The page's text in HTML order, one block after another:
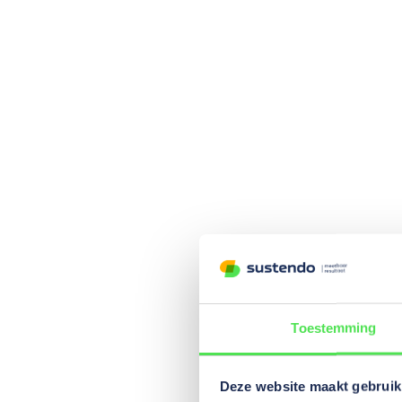
Toestemming
Deze website maakt